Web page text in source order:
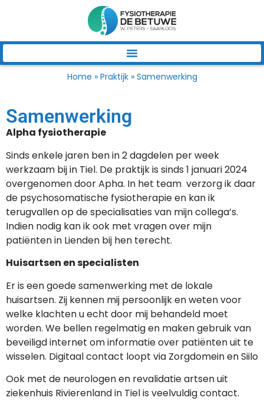
Home » Praktijk» Samenwerking
Samenwerking
Alpha fysiotherapie
Sinds enkele jaren ben in 2 dagdelen per week
werkzaam bij in Tiel. De praktijk is sinds 1 januari 2024
overgenomen door Apha. In het team verzorg ik daar
de psychosomatische fysiotherapie en kan ik
terugvallen op de specialisaties van mijn collega’s.
Indien nodig kan ik ook met vragen over mijn
patiënten in Lienden bij hen terecht.
Huisartsen en specialisten
Er is een goede samenwerking met de lokale
huisartsen. Zij kennen mij persoonlijk en weten voor
welke klachten u echt door mij behandeld moet
worden. We bellen regelmatig en maken gebruik van
beveiligd internet om informatie over patiënten uit te
wisselen. Digitaal contact loopt via Zorgdomein en Siilo
Ook met de neurologen en revalidatie artsen uit
ziekenhuis Rivierenland in Tiel is veelvuldig contact.